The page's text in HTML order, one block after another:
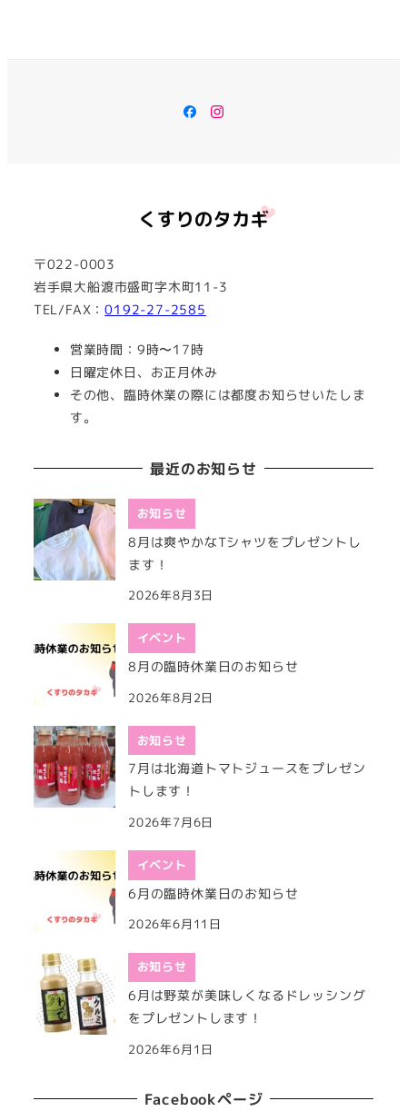
Facebook
Instagram
〒022-0003
岩手県大船渡市盛町字木町11-3
TEL/FAX：0192-27-2585
営業時間：9時〜17時
日曜定休日、お正月休み
その他、臨時休業の際には都度お知らせいたしま
す。
最近のお知らせ
お知らせ
8月は爽やかなTシャツをプレゼントし
ます！
2026年8月3日
イベント
8月の臨時休業日のお知らせ
2026年8月2日
お知らせ
7月は北海道トマトジュースをプレゼン
トします！
2026年7月6日
イベント
6月の臨時休業日のお知らせ
2026年6月11日
お知らせ
6月は野菜が美味しくなるドレッシング
をプレゼントします！
2026年6月1日
Facebookページ